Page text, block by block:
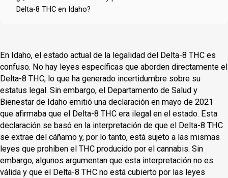
Delta-8 THC en Idaho?
En Idaho, el estado actual de la legalidad del Delta-8 THC es
confuso. No hay leyes específicas que aborden directamente el
Delta-8 THC, lo que ha generado incertidumbre sobre su
estatus legal. Sin embargo, el Departamento de Salud y
Bienestar de Idaho emitió una declaración en mayo de 2021
que afirmaba que el Delta-8 THC era ilegal en el estado. Esta
declaración se basó en la interpretación de que el Delta-8 THC
se extrae del cáñamo y, por lo tanto, está sujeto a las mismas
leyes que prohíben el THC producido por el cannabis. Sin
embargo, algunos argumentan que esta interpretación no es
válida y que el Delta-8 THC no está cubierto por las leyes